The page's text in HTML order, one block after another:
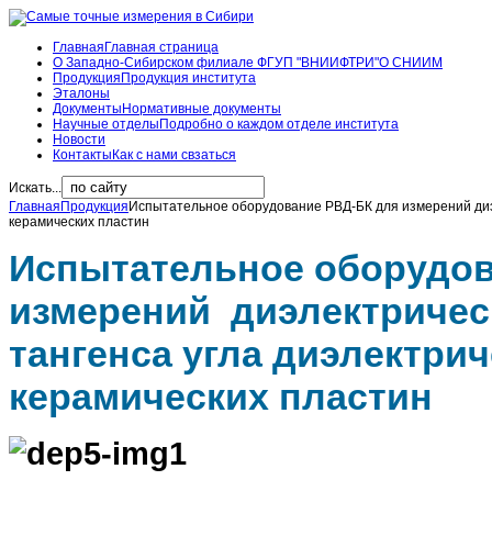
Главная Главная страница
О Западно-Сибирском филиале ФГУП "ВНИИФТРИ"О СНИИМ
Продукция Продукция института
Эталоны
Документы Нормативные документы
Научные отделы Подробно о каждом отделе института
Новости
Контакты Как с нами свзаться
Искать...
Главная Продукция Испытательное оборудование РВД-БК для измерений
керамических пластин
Испытательное
измерений
тангенса угла
керамических пластин